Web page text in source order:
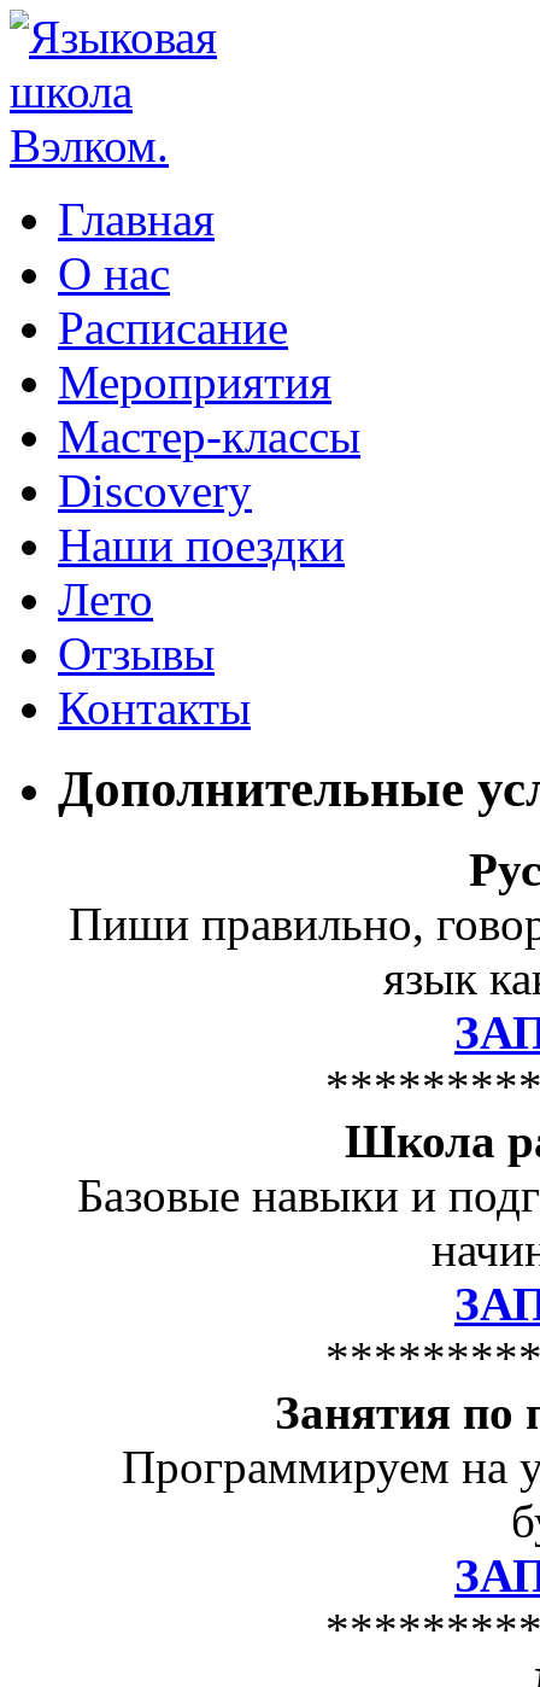
Главная
О нас
Расписание
Мероприятия
Мастер-классы
Discovery
Наши поездки
Лето
Отзывы
Контакты
Дополнительные
Пиши правильно,
язык
Школа
Базовые навыки и
Занятия по
Программируем на